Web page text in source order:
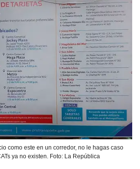
como este en un corredor, no le hagas caso
ya no existen. Foto: La República